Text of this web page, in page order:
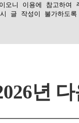
오니 이용에 참고하여
글 작성이 불가하도
년